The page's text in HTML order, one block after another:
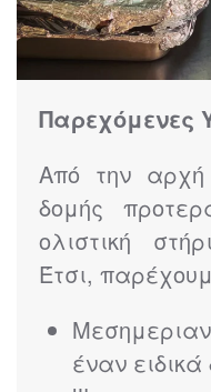
Παρεχόμενες
Από την αρχή
δομής
ολιστική
Έτσι,
έναν